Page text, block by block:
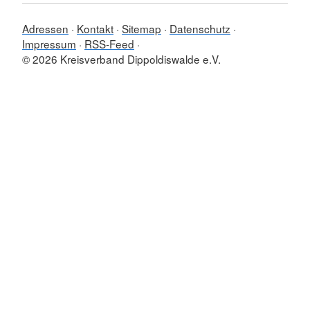
Adressen Kontakt Sitemap
Datenschutz
Impressum
RSS-Feed
© 2026 Kreisverband Dippoldiswalde e.V.